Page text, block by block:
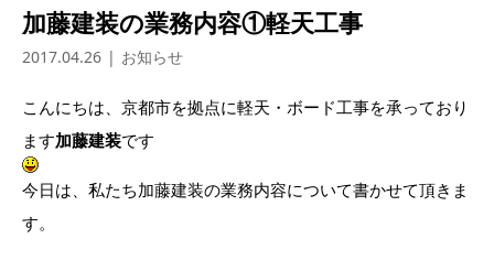
加藤建装の業務内容①軽天工事
2017.04.26 お知らせ
こんにちは、京都市を拠点に軽天・ボード工事を承っており
ます加藤建装です
今日は、私たち加藤建装の業務内容について書かせて頂きま
す。